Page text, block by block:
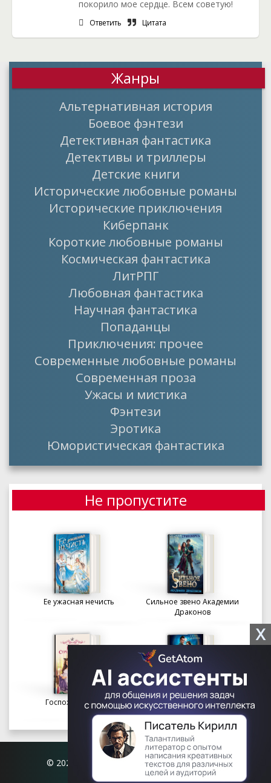
покорило мое сердце. Всем советую!
Ответить Цитата
Жанры
Альтернативная история
Боевое фэнтези
Детективная фантастика
Детективы и триллеры
Детские книги
Исторические любовные романы
Исторические приключения
Киберпанк
Короткие любовные романы
Космическая фантастика
ЛитРПГ
Любовная фантастика
Научная фантастика
Попаданцы
Приключения: прочее
Современные любовные романы
Современная проза
Ужасы и мистика
Фэнтези
Эротика
Юмористическая фантастика
Не пропустите
Ее ужасная нечисть
Сильное звено Академии
Драконов
Госпожа портниха
Осколки вечности в
Академии Судьбы
© 2026 Книгофил.орг | contact@knigofil.org
X